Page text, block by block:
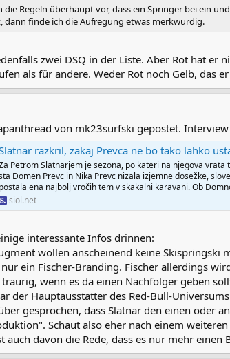
die Regeln überhaupt vor, dass ein Springer bei ein
dann finde ich die Aufregung etwas merkwürdig.
zwei DSQ in der Liste. Aber Rot hat
als für andere. Weder Rot noch Gelb, das
von mk23surfski gepostet.
razkril, zakaj Prevca ne bo tako lahko
Petrom Slatnarjem je sezona, po kateri na njegova
Domen Prevc in Nika Prevc nizala izjemne dosežke,
postala ena najbolj vročih tem v skakalni karavani. Ob
siol.net
interessante Infos drinnen:
wollen anscheinend keine Skispringski
ein Fischer-Branding. Fischer allerdings
wenn es da einen Nachfolger geben
der Hauptausstatter des Red-Bull-
gesprochen, dass Slatnar den einen oder
Schaut also eher nach einem
auch davon die Rede, dass es nur mehr